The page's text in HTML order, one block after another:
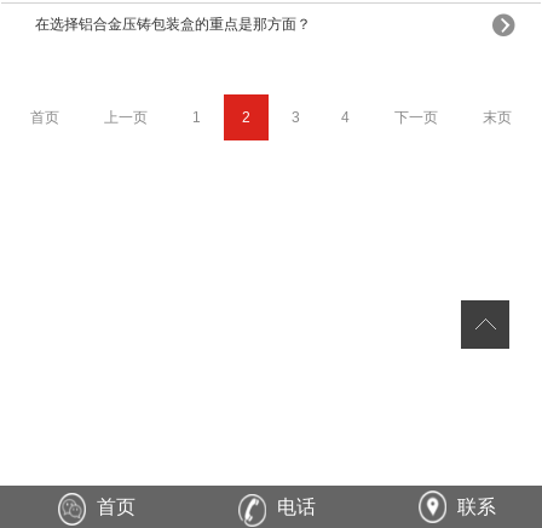
在选择铝合金压铸包装盒的重点是那方面？
首页 上一页 1 2 3 4 下一页 末页
首页 电话 联系